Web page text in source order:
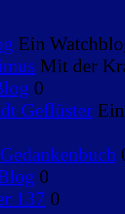
Ein
Mit der
0
Geflüster
0
137 0